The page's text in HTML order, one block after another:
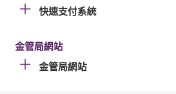
快速支付系統
金管局網站
金管局網站